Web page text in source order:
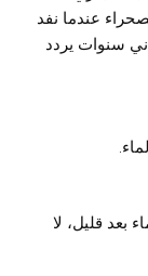
عندما نفد
سنوات يردد
قليل، لا